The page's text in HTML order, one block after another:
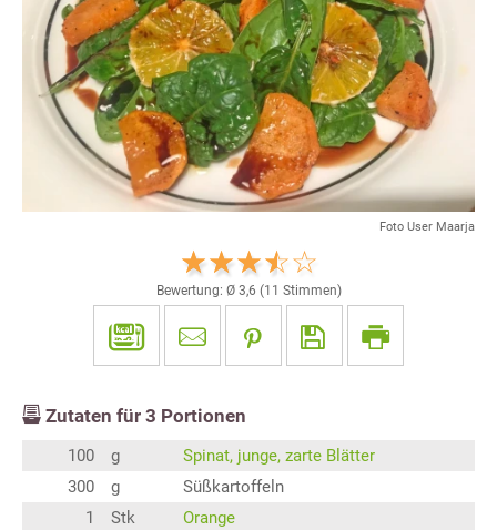
Foto User Maarja
Bewertung: Ø 3,6 (11 Stimmen)
Zutaten für 3 Portionen
100 g
Spinat, junge, zarte Blätter
300
g
Süßkartoffeln
1
Stk
Orange